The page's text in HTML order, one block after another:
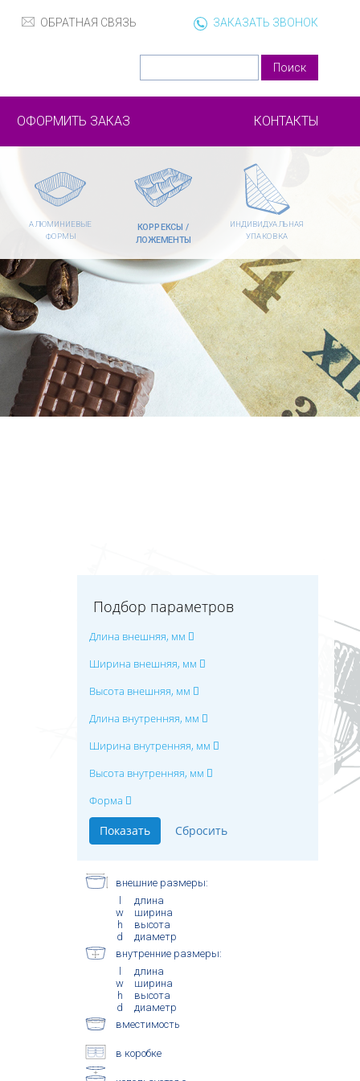
ОБРАТНАЯ СВЯЗЬ ЗАКАЗАТЬ ЗВОНОК
ОФОРМИТЬ ЗАКАЗ КОНТАКТЫ
АЛЮМИНИЕВЫЕ
ФОРМЫ
КОРРЕКСЫ /
ЛОЖЕМЕНТЫ
ИНДИВИДУАЛЬНАЯ
УПАКОВКА
Подбор параметров
Длина внешняя, мм
Ширина внешняя, мм
Высота внешняя, мм
Длина внутренняя, мм
Ширина внутренняя, мм
Высота внутренняя, мм
Форма
внешние размеры:
l
длина
w
ширина
h
высота
d
диаметр
внутренние размеры:
l
длина
w
ширина
h
высота
d
диаметр
вместимость
в коробке